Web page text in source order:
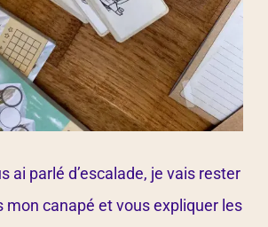
ai parlé d’escalade, je vais rester
mon canapé et vous expliquer les